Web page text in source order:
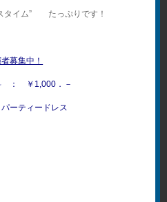
タイム” たっぷりです！
募集中！
．－
ドレス